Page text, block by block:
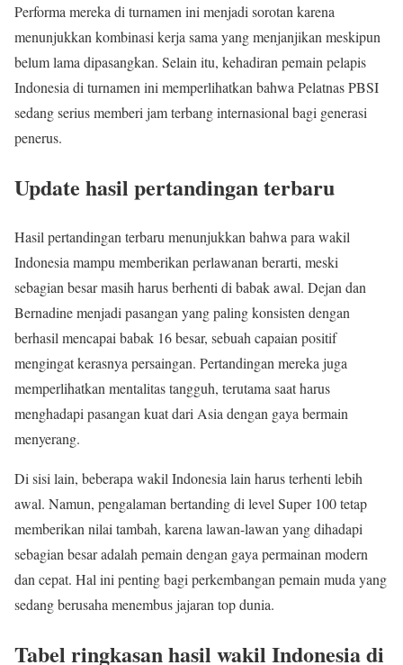
Performa mereka di turnamen ini menjadi sorotan karena
menunjukkan kombinasi kerja sama yang menjanjikan meskipun
belum lama dipasangkan. Selain itu, kehadiran pemain pelapis
Indonesia di turnamen ini memperlihatkan bahwa Pelatnas PBSI
sedang serius memberi jam terbang internasional bagi generasi
penerus.
Update hasil pertandingan terbaru
Hasil pertandingan terbaru menunjukkan bahwa para wakil
Indonesia mampu memberikan perlawanan berarti, meski
sebagian besar masih harus berhenti di babak awal. Dejan dan
Bernadine menjadi pasangan yang paling konsisten dengan
berhasil mencapai babak 16 besar, sebuah capaian positif
mengingat kerasnya persaingan. Pertandingan mereka juga
memperlihatkan mentalitas tangguh, terutama saat harus
menghadapi pasangan kuat dari Asia dengan gaya bermain
menyerang.
Di sisi lain, beberapa wakil Indonesia lain harus terhenti lebih
awal. Namun, pengalaman bertanding di level Super 100 tetap
memberikan nilai tambah, karena lawan-lawan yang dihadapi
sebagian besar adalah pemain dengan gaya permainan modern
dan cepat. Hal ini penting bagi perkembangan pemain muda yang
sedang berusaha menembus jajaran top dunia.
Tabel ringkasan hasil wakil Indonesia di